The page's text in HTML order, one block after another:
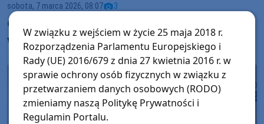
sobota, 7 marca 2026, 08:07 3
Ożywiają stary młyn. W Cekcynie będzie
wystawa i jest apel organizatorów
W związku z wejściem w życie 25 maja 2018 r.
Rozporządzenia Parlamentu Europejskiego i
Rady (UE) 2016/679 z dnia 27 kwietnia 2016 r. w
sprawie ochrony osób fizycznych w związku z
przetwarzaniem danych osobowych (RODO)
zmieniamy naszą Politykę Prywatności i
Regulamin Portalu.